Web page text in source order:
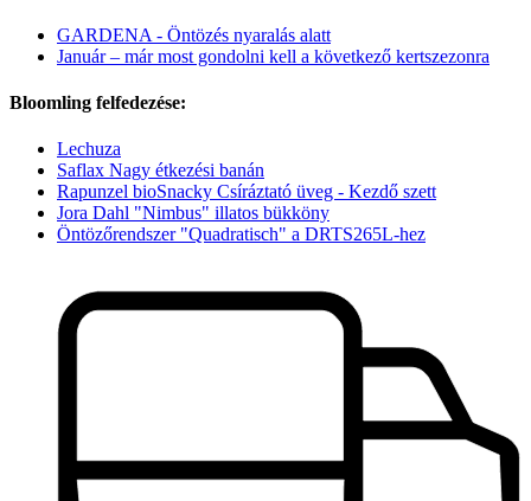
GARDENA - Öntözés nyaralás alatt
Január – már most gondolni kell a következő kertszezonra
Bloomling felfedezése:
Lechuza
Saflax Nagy étkezési banán
Rapunzel bioSnacky Csíráztató üveg - Kezdő szett
Jora Dahl "Nimbus" illatos bükköny
Öntözőrendszer "Quadratisch" a DRTS265L-hez